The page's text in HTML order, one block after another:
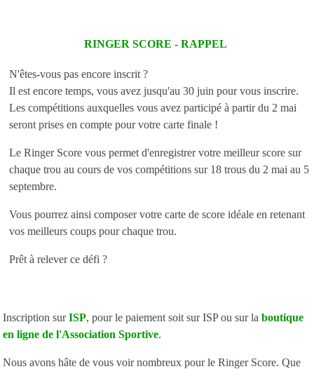
RINGER SCORE - RAPPEL
N'êtes-vous pas encore inscrit ?
Il est encore temps, vous avez jusqu'au 30 juin pour vous inscrire.
Les compétitions auxquelles vous avez participé à partir du 2 mai
seront prises en compte pour votre carte finale !
Le Ringer Score vous permet d'enregistrer votre meilleur score sur
chaque trou au cours de vos compétitions sur 18 trous du 2 mai au 5
septembre.
Vous pourrez ainsi composer votre carte de score idéale en retenant
vos meilleurs coups pour chaque trou.
Prêt à relever ce défi ?
Inscription surISP, pour le paiement soit sur ISP ou sur la boutique
en ligne de l'Association Sportive.
Nous avons hâte de vous voir nombreux pour le Ringer Score. Que